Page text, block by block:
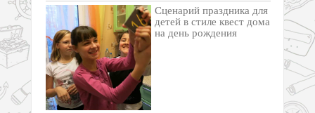
Cценарий праздника для
детей в стиле квест дома
на день рождения